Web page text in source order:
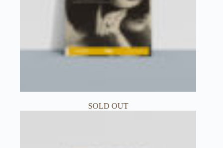
SOLD OUT